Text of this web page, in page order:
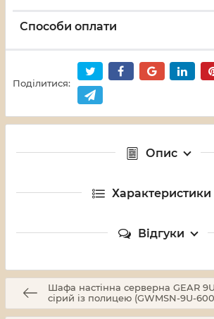
Способи оплати
Поділитися:
Опис
Характеристики
Відгуки
Шафа настінна серверна GEAR
сірий із полицею (GWMSN-9U-